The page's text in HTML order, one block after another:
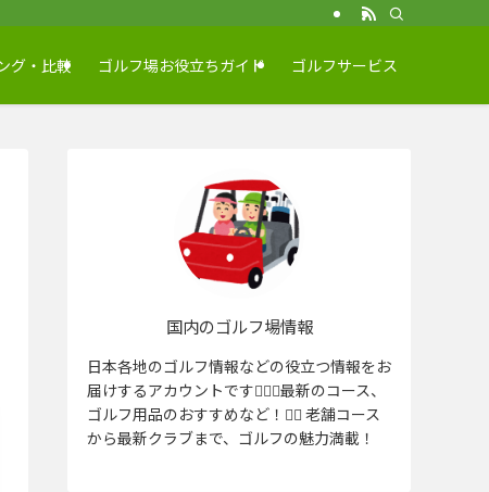
グ・比較 ゴルフ場お役立ちガイド ゴルフサービス
国内のゴルフ場情報
日本各地のゴルフ情報などの役立つ情報をお
届けするアカウントです🏌️‍♂️⛳️最新のコース、
ゴルフ用品のおすすめなど！🏌️‍♀️ 老舗コース
から最新クラブまで、ゴルフの魅力満載！